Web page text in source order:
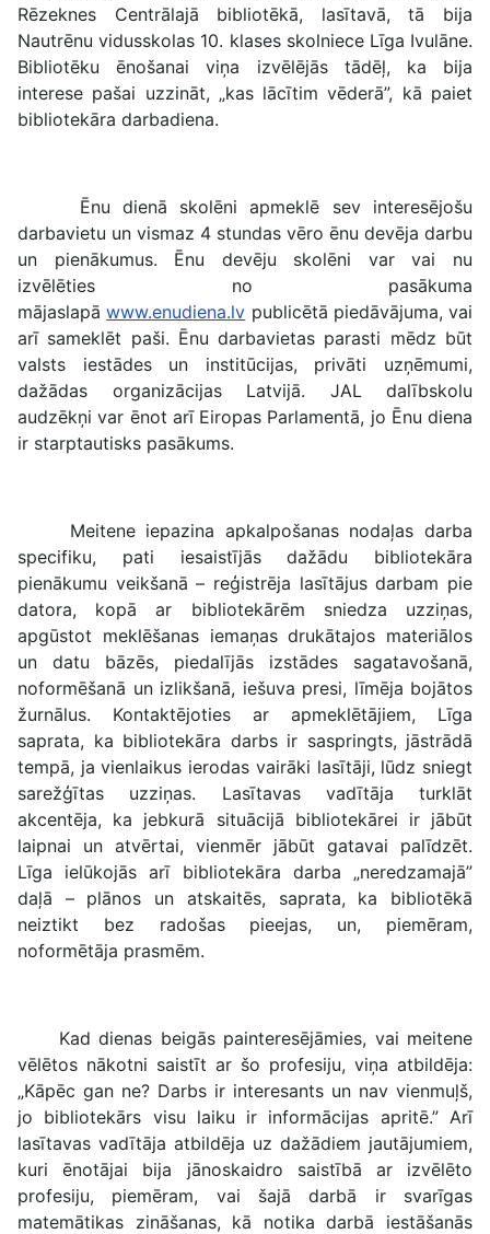
Rēzeknes Centrālajā bibliotēkā, lasītavā, tā bija
Nautrēnu vidusskolas 10. klases skolniece Līga Ivulāne.
Bibliotēku ēnošanai viņa izvēlējās tādēļ, ka bija
interese pašai uzzināt, „kas lācītim vēderā”, kā paiet
bibliotekāra darbadiena.
Ēnu dienā skolēni apmeklē sev interesējošu
darbavietu un vismaz 4 stundas vēro ēnu devēja darbu
un pienākumus. Ēnu devēju skolēni var vai nu
izvēlēties no pasākuma
mājaslapāwww.enudiena.lv publicētā piedāvājuma, vai
arī sameklēt paši. Ēnu darbavietas parasti mēdz būt
valsts iestādes un institūcijas, privāti uzņēmumi,
dažādas organizācijas Latvijā. JAL dalībskolu
audzēkņi var ēnot arī Eiropas Parlamentā, jo Ēnu diena
ir starptautisks pasākums.
Meitene iepazina apkalpošanas nodaļas darba
specifiku, pati iesaistījās dažādu bibliotekāra
pienākumu veikšanā – reģistrēja lasītājus darbam pie
datora, kopā ar bibliotekārēm sniedza uzziņas,
apgūstot meklēšanas iemaņas drukātajos materiālos
un datu bāzēs, piedalījās izstādes sagatavošanā,
noformēšanā un izlikšanā, iešuva presi, līmēja bojātos
žurnālus. Kontaktējoties ar apmeklētājiem, Līga
saprata, ka bibliotekāra darbs ir saspringts, jāstrādā
tempā, ja vienlaikus ierodas vairāki lasītāji, lūdz sniegt
sarežģītas uzziņas. Lasītavas vadītāja turklāt
akcentēja, ka jebkurā situācijā bibliotekārei ir jābūt
laipnai un atvērtai, vienmēr jābūt gatavai palīdzēt.
Līga ielūkojās arī bibliotekāra darba „neredzamajā”
daļā – plānos un atskaitēs, saprata, ka bibliotēkā
neiztikt bez radošas pieejas, un, piemēram,
noformētāja prasmēm.
Kad dienas beigās painteresējāmies, vai meitene
vēlētos nākotni saistīt ar šo profesiju, viņa atbildēja:
„Kāpēc gan ne? Darbs ir interesants un nav vienmuļš,
jo bibliotekārs visu laiku ir informācijas apritē.” Arī
lasītavas vadītāja atbildēja uz dažādiem jautājumiem,
kuri ēnotājai bija jānoskaidro saistībā ar izvēlēto
profesiju, piemēram, vai šajā darbā ir svarīgas
matemātikas zināšanas, kā notika darbā iestāšanās